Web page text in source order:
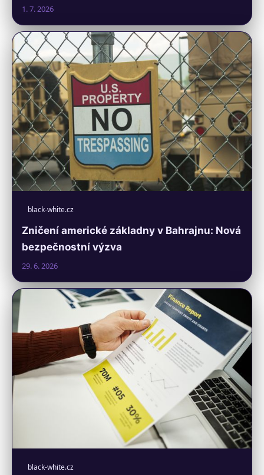
1. 7. 2026
black-white.cz
Zničení americké základny v Bahrajnu: Nová
bezpečnostní výzva
29. 6. 2026
black-white.cz